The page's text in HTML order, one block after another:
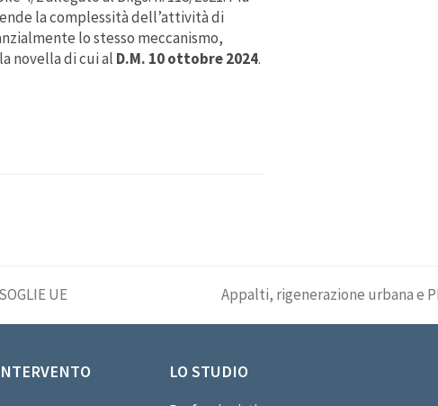
la complessità dell’attività di
lo stesso meccanismo,
novella di cui al D.M. 10 ottobre 2024.
UE
articolo
successivo:
Appalti, rigenerazione urbana e
LO STUDIO